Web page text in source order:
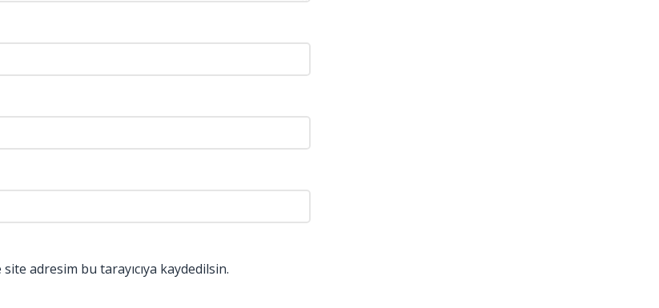
adresim bu tarayıcıya kaydedilsin.